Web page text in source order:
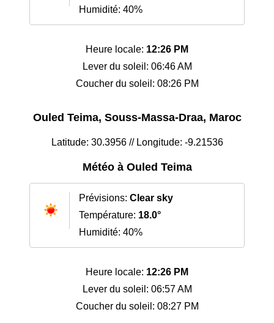
Humidité: 40%
Heure locale: 12:26 PM
Lever du soleil: 06:46 AM
Coucher du soleil: 08:26 PM
Ouled Teima, Souss-Massa-Draa, Maroc
Latitude: 30.3956 // Longitude: -9.21536
Météo à Ouled Teima
Prévisions: Clear sky
Température: 18.0°
Humidité: 40%
Heure locale: 12:26 PM
Lever du soleil: 06:57 AM
Coucher du soleil: 08:27 PM